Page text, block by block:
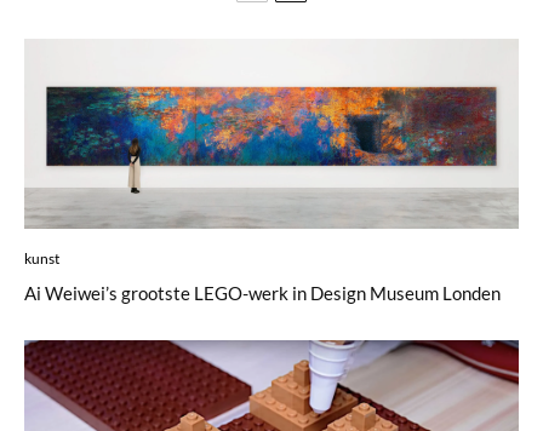
kunst
Ai Weiwei’s grootste LEGO-werk in Design Museum Londen